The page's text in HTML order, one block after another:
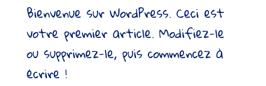
Bienvenue sur WordPress. Ceci est
votre premier article. Modifiez-le
ou supprimez-le, puis commencez à
écrire !